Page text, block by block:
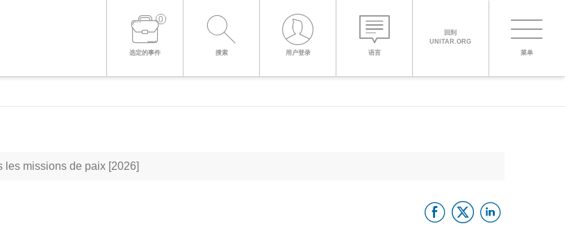
0
选定的事件 搜索 用户登录 语言
回到
UNITAR.ORG
菜单
PROCEED WITH CHECKOUT
登录到您的帐户
CHINESE,
les missions de paix [2026]
Facebook
Twitter